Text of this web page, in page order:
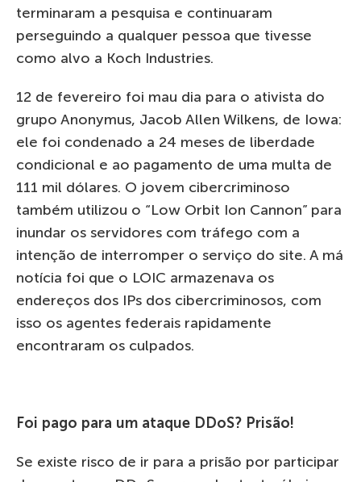
terminaram a pesquisa e continuaram
perseguindo a qualquer pessoa que tivesse
como alvo a Koch Industries.
12 de fevereiro foi mau dia para o ativista do
grupo Anonymus, Jacob Allen Wilkens, de Iowa:
ele foi condenado a 24 meses de liberdade
condicional e ao pagamento de uma multa de
111 mil dólares. O jovem cibercriminoso
também utilizou o “Low Orbit Ion Cannon” para
inundar os servidores com tráfego com a
intenção de interromper o serviço do site. A má
notícia foi que o LOIC armazenava os
endereços dos IPs dos cibercriminosos, com
isso os agentes federais rapidamente
encontraram os culpados.
Foi pago para um ataque DDoS? Prisão!
Se existe risco de ir para a prisão por participar